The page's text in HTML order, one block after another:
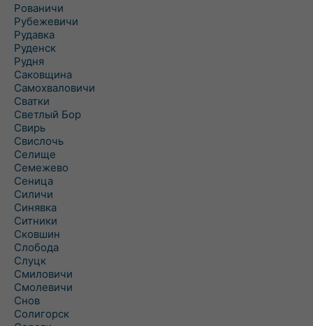
Рованичи
Рубежевичи
Рудавка
Руденск
Рудня
Саковщина
Самохваловичи
Сватки
Светлый Бор
Свирь
Свислочь
Селище
Семежево
Сеница
Силичи
Синявка
Ситники
Сковшин
Слобода
Слуцк
Смиловичи
Смолевичи
Снов
Солигорск